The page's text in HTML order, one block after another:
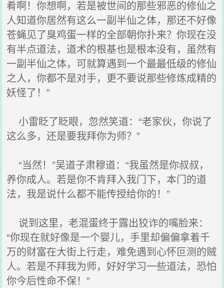
肴啊！你想啊，若是被世间的那些邪恶的修仙之
人知道你居然有这么一副半仙之体，那还不好像
苍蝇见了臭鸡蛋一样的全部朝你扑来？你现在没
有半点道法，道术的根基也是根本没有，虽然有
一副半仙之体，可就算遇到一个最最低级的修仙
之人，你都不是对手，更不要说那些修炼成精的
妖怪了！”
小雷眨了眨眼，忽然笑道：“老家伙，你说了
这么多，还是要我拜你为师？”
“当然！”吴道子肃穆道：“我虽然是你叔叔，
养你成人。若是你不肯拜入我门下，本门的道
法，我是说什么都不能传授给你的！”
说到这里，老混蛋终于露出狡诈的嘴脸来：
“你现在就好像是一个婴儿，手里却偏偏拿着千
万的财富在大街上行走，难免遇到心怀叵测的贼
人。若是不拜我为师，好好学习一些道法，恐怕
你今后性命不保！”